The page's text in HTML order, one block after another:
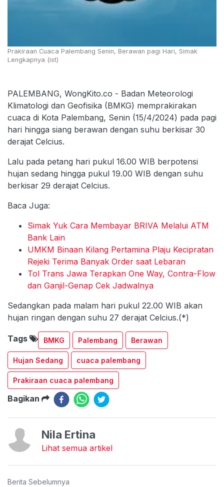
Prakiraan Cuaca Palembang Senin, Berawan pagi Hari, Simak
Lengkapnya (ist)
PALEMBANG, WongKito.co - Badan Meteorologi
Klimatologi dan Geofisika (BMKG) memprakirakan
cuaca di Kota Palembang, Senin (15/4/2024) pada pagi
hari hingga siang berawan dengan suhu berkisar 30
derajat Celcius.
Lalu pada petang hari pukul 16.00 WIB berpotensi
hujan sedang hingga pukul 19.00 WIB dengan suhu
berkisar 29 derajat Celcius.
Baca Juga:
Simak Yuk Cara Membayar BRIVA Melalui ATM
Bank Lain
UMKM Binaan Kilang Pertamina Plaju Kecipratan
Rejeki Terima Banyak Order saat Lebaran
Tol Trans Jawa Terapkan One Way, Contra-Flow
dan Ganjil-Genap Cek Jadwalnya
Sedangkan pada malam hari pukul 22.00 WIB akan
hujan ringan dengan suhu 27 derajat Celcius.(*)
Tags BMKG Palembang Berawan
Hujan Sedang cuaca palembang
Prakiraan cuaca palembang
Bagikan
Nila Ertina
Lihat semua artikel
Berita Sebelumnya